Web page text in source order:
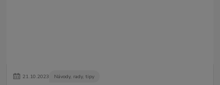
21.10.2023 Návody, rady, tipy